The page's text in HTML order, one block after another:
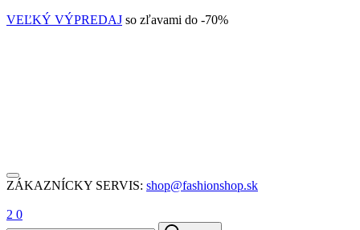
VEĽKÝ VÝPREDAJ so zľavami do -70%
ZÁKAZNÍCKY SERVIS: shop@fashionshop.sk
2 0